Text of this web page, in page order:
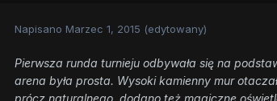
Napisano Marzec 1, 2015 (edytowany)
Pierwsza runda turnieju odbywała się na
arena była prosta. Wysoki kamienny mur